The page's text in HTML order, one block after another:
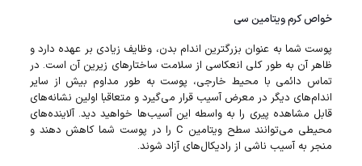
خواص کرم ویتامین سی
پوست شما به عنوان بزرگترین اندام بدن، وظایف زیادی بر عهده دارد و
ظاهر آن به طور کلی انعکاسی از سلامت ساختارهای زیرین آن است. در
تماس دائمی با محیط خارجی، پوست به طور مداوم بیش از سایر
اندام‌های دیگر در معرض آسیب قرار می‌گیرد و متعاقبا اولین نشانه‌های
قابل مشاهده پیری را به واسطه این آسیب‌ها خواهید دید. آلاینده‌های
محیطی می‌توانند سطح ویتامین C را در پوست شما کاهش دهند و
منجر به آسیب ناشی از رادیکال‌های آزاد شوند.